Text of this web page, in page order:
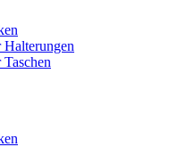
Halterungen